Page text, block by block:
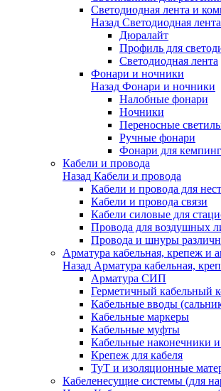
Светодиодная лента и
Назад Светодиодная
Дюралайт
Профиль для
Светодиодная лента
Фонари и ночники
Назад Фонари и ночники
Налобные фонари
Ночники
Переносные
Ручные фонари
Фонари для
Кабели и провода
Назад Кабели и провода
Кабели и провода для
Кабели и провода связи
Кабели силовые для
Провода для воздушных
Провода и шнуры
Арматура кабельная, крепеж и
Назад Арматура кабельная,
Арматура СИП
Герметичный кабельный
Кабельные вводы
Кабельные маркеры
Кабельные муфты
Кабельные наконечники
Крепеж для кабеля
ТуТ и изоляционные
Кабеленесущие системы (для